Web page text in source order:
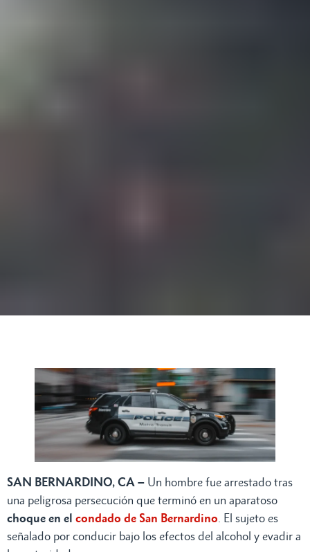
SAN BERNARDINO, CA – Un hombre fue arrestado tras
una peligrosa persecución que terminó en un aparatoso
choque en el condado de San Bernardino. El sujeto es
señalado por conducir bajo los efectos del alcohol y evadir a